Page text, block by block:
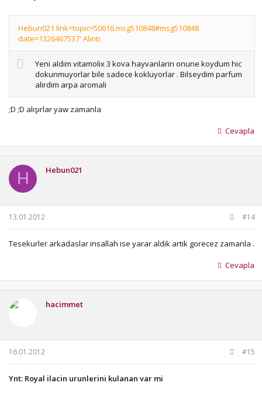
Hebun021 link=topic=50616.msg510848#msg510848
date=1326467537' Alıntı:
Yeni aldim vitamolix 3 kova hayvanlarin onune koydum hic
dokunmuyorlar bile sadece kokluyorlar . Bilseydim parfum
alirdim arpa aromali
;D ;D alışırlar yaw zamanla
Cevapla
H Hebun021
13.01.2012 #14
Tesekurler arkadaslar insallah ise yarar aldik artik gorecez zamanla .
Cevapla
hacimmet
16.01.2012 #15
Ynt: Royal ilacin urunlerini kulanan var mi